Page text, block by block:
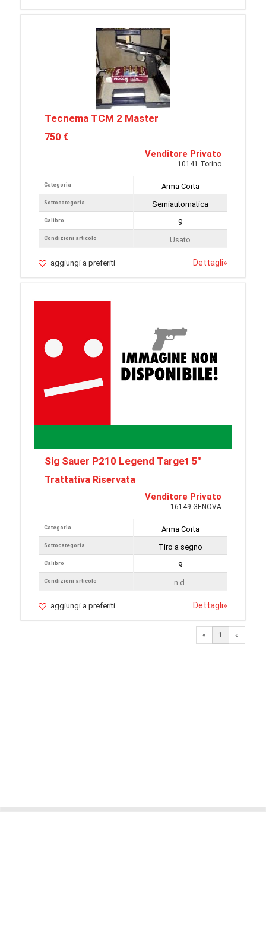
Tecnema TCM 2 Master
750 €
Venditore Privato
10141 Torino
Categoria
Sottocategoria
Calibro
Condizioni articolo
Arma Corta
Semiautomatica
9
Usato
aggiungi a preferiti Dettagli»
Sig Sauer P210 Legend Target 5"
Trattativa Riservata
Venditore Privato
16149 GENOVA
Categoria
Sottocategoria
Calibro
Condizioni articolo
Arma Corta
Tiro a segno
9
n.d.
aggiungi a preferiti Dettagli»
« 1 «